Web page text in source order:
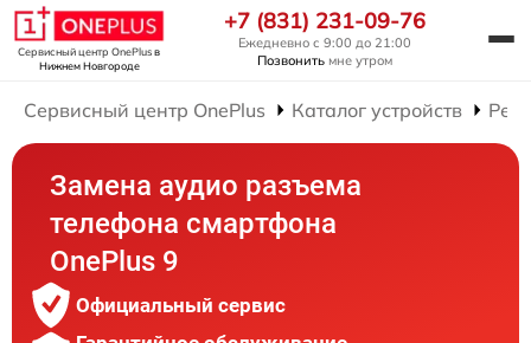
Сервисный центр OnePlusв
Нижнем Новгороде
+7 (831) 231-09-76
Ежедневно с 9:00 до 21:00
Позвонить мне утром
Сервисный центр OnePlus Каталог устройств
Замена аудио разъема
телефона смартфона
OnePlus 9
Официальный сервис